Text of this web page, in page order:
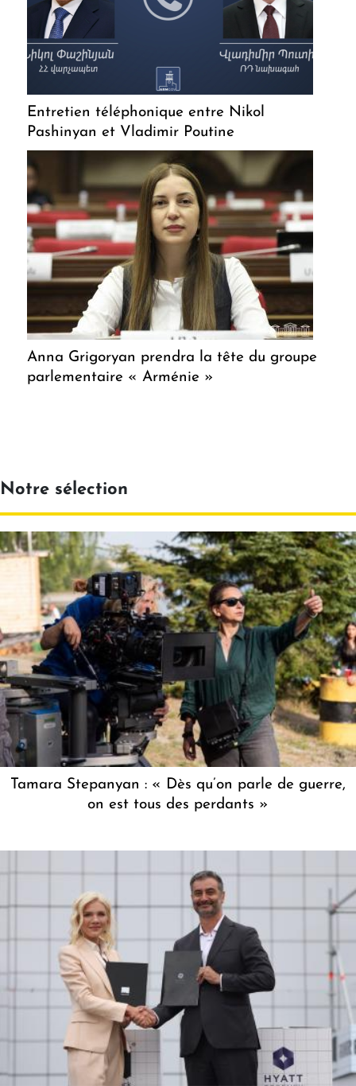
Entretien téléphonique entre Nikol
Pashinyan et Vladimir Poutine
Anna Grigoryan prendra la tête du groupe
parlementaire « Arménie »
Notre sélection
Tamara Stepanyan : « Dès qu’on parle de guerre,
on est tous des perdants »